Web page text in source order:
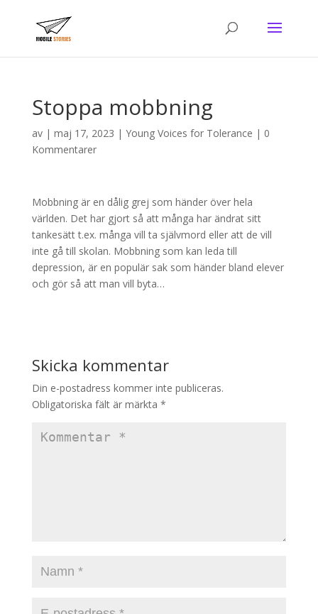
Stoppa mobbning
av | maj 17, 2023 | Young Voices for Tolerance | 0
Kommentarer
Mobbning är en dålig grej som händer över hela
världen. Det har gjort så att många har ändrat sitt
tankesätt t.ex. många vill ta självmord eller att de vill
inte gå till skolan. Mobbning som kan leda till
depression, är en populär sak som händer bland elever
och gör så att man vill byta…
Skicka kommentar
Din e-postadress kommer inte publiceras.
Obligatoriska fält är märkta *